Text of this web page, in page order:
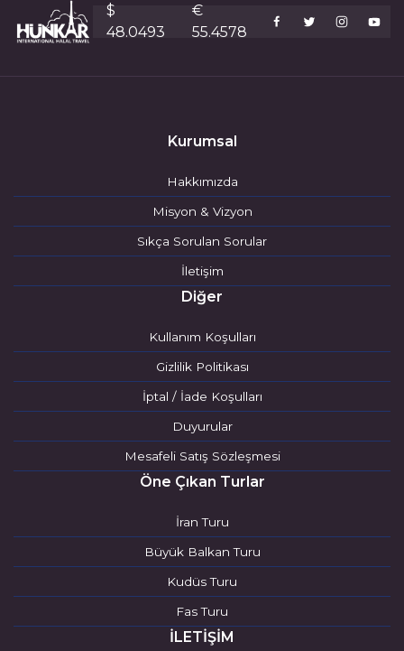
$
48.0493
€
55.4578
Kurumsal
Hakkımızda
Misyon & Vizyon
Sıkça Sorulan Sorular
İletişim
Diğer
Kullanım Koşulları
Gizlilik Politikası
İptal / İade Koşulları
Duyurular
Mesafeli Satış Sözleşmesi
Öne Çıkan Turlar
İran Turu
Büyük Balkan Turu
Kudüs Turu
Fas Turu
İLETİŞİM